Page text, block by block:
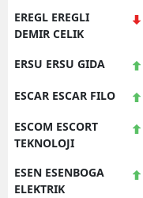
EREGL EREGLI
DEMIR CELIK
ERSU ERSU GIDA
ESCAR ESCAR FILO
ESCOM ESCORT
TEKNOLOJI
ESEN ESENBOGA
ELEKTRIK